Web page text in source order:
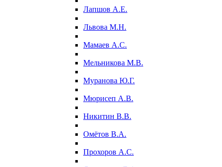
Лапшов А.Е.
Львова М.Н.
Мамаев А.С.
Мельникова М.В.
Муранова Ю.Г.
Мюрисеп А.В.
Никитин В.В.
Омётов В.А.
Прохоров А.С.